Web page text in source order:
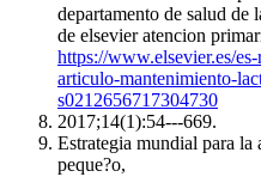
departamento de salud de
de elsevier atencion
https://www.elsevier.es/
articulo-mantenimiento-
s0212656717304730
2017;14(1):54---669.
Estrategia mundial para
peque?o,